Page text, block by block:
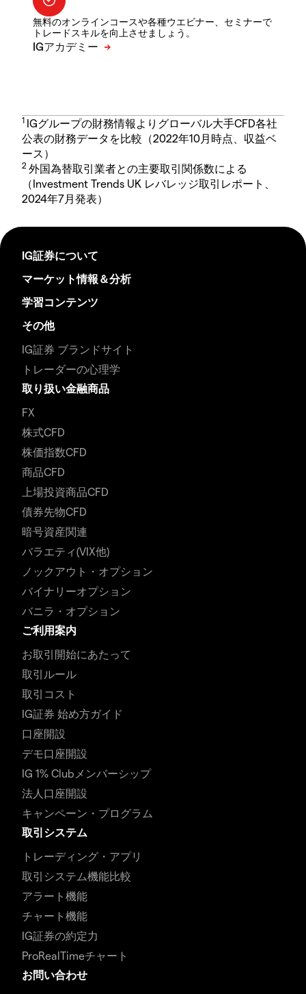
無料のオンラインコースや各種ウエビナー、セミナーで
トレードスキルを向上させましょう。
1 IGグループの財務情報よりグローバル大手CFD各社
公表の財務データを比較（2022年10月時点、収益ベ
ース）
2 外国為替取引業者との主要取引関係数による
（Investment Trends UK レバレッジ取引レポート、
2024年7月発表）
IG証券について
マーケット情報＆分析
学習コンテンツ
その他
IG証券 ブランドサイト
トレーダーの心理学
取り扱い金融商品
FX
株式CFD
株価指数CFD
商品CFD
上場投資商品CFD
債券先物CFD
暗号資産関連
バラエティ(VIX他)
ノックアウト・オプション
バイナリーオプション
バニラ・オプション
ご利用案内
お取引開始にあたって
取引ルール
取引コスト
IG証券 始め方ガイド
口座開設
デモ口座開設
IG 1% Clubメンバーシップ
法人口座開設
キャンペーン・プログラム
取引システム
トレーディング・アプリ
取引システム機能比較
アラート機能
チャート機能
IG証券の約定力
ProRealTimeチャート
お問い合わせ